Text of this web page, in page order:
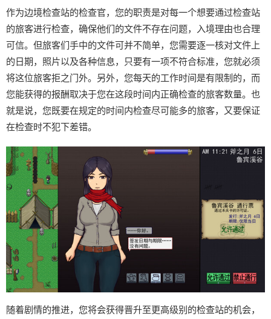
作为边境检查站的检查官，您的职责是对每一个想要通过检查站
的旅客进行检查，确保他们的文件不存在问题，入境理由也合理
可信。但旅客们手中的文件可并不简单，您需要逐一核对文件上
的日期，照片以及各种信息，只要有一项不符合标准，您就必须
将这位旅客拒之门外。另外，您每天的工作时间是有限制的，而
您能获得的报酬取决于您在这段时间内正确检查的旅客数量。也
就是说，您既要在规定的时间内检查尽可能多的旅客，又要保证
在检查时不犯下差错。
随着剧情的推进，您将会获得晋升至更高级别的检查站的机会，